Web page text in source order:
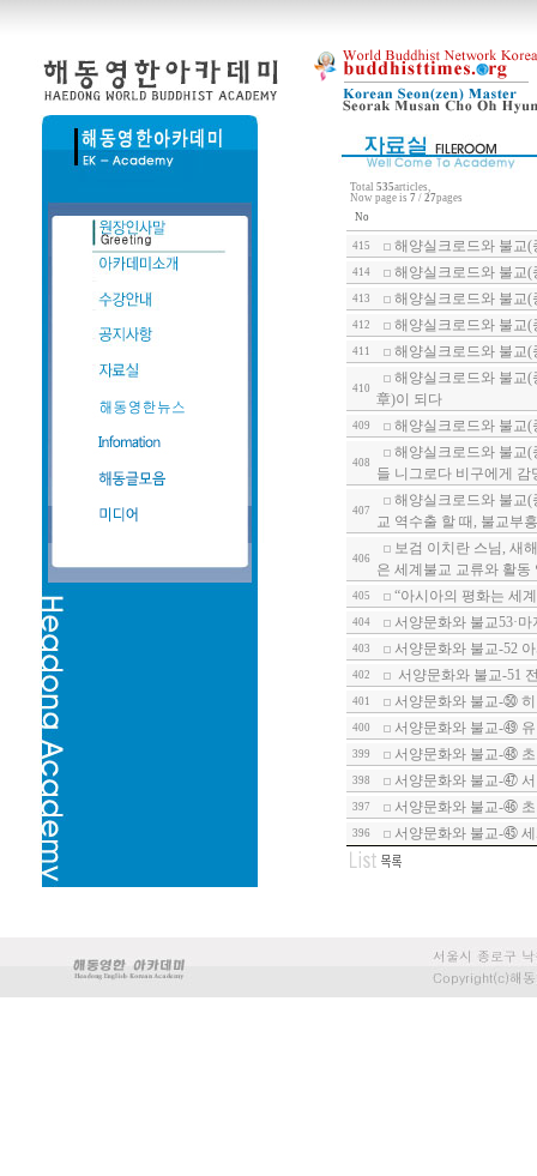
Total 535articles,
Now page is 7 / 27pages
No
415 해양실크로드와 불교
414 해양실크로드와 불교
413 해양실크로드와 불교
412 해양실크로드와 불교
411 해양실크로드와 불교
410
해양실크로드와 불교
章)이 되다
409 해양실크로드와 불교
408
해양실크로드와 불교
들 니그로다 비구에게
407
해양실크로드와 불교
교 역수출 할 때, 불교부
406
보검 이치란 스님, 새
은 세계불교 교류와 활동
405 “아시아의 평화는 세
404 서양문화와 불교53·
403 서양문화와 불교-52
402 서양문화와 불교-51
401 서양문화와 불교-㊿
400 서양문화와 불교-㊾
399 서양문화와 불교-㊽
398 서양문화와 불교-㊼
397 서양문화와 불교-㊻
396 서양문화와 불교-㊺